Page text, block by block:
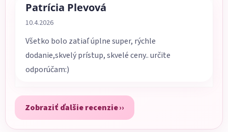
Patrícia Plevová
Hodnotenie obchodu je 5 z 5 hviezdičiek.
10.4.2026
Všetko bolo zatiaľ úplne super, rýchle
dodanie,skvelý prístup, skvelé ceny.. určite
odporúčam:)
Zobraziť ďalšie recenzie